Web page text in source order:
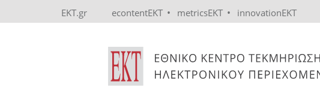
EKT.gr econtentEKT • metricsEKT • innovationEKT